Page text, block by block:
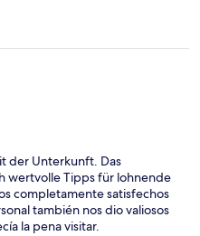
der Unterkunft. Das
wertvolle Tipps für lohnende
completamente satisfechos
también nos dio valiosos
la pena visitar.